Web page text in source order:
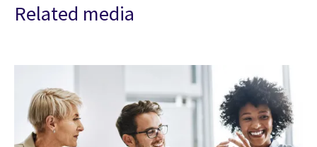
Related media